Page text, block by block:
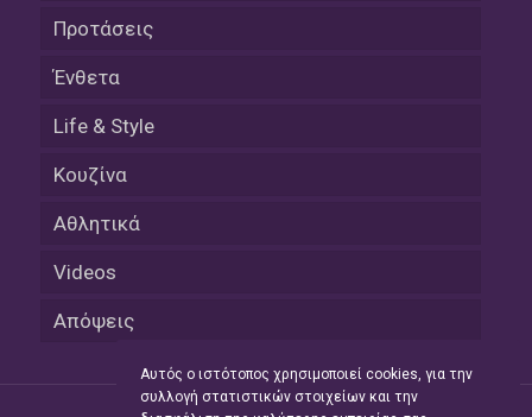
Προτάσεις
Ένθετα
Life & Style
Κουζίνα
Αθλητικά
Videos
Απόψεις
Αυτός ο ιστότοπος χρησιμοποιεί cookies, για την
συλλογή στατιστικών στοιχείων και την